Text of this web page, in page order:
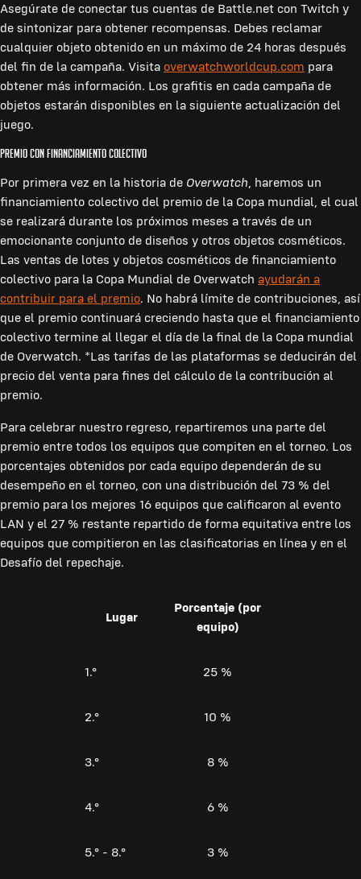
Asegúrate de conectar tus cuentas de Battle.net con Twitch y
de sintonizar para obtener recompensas. Debes reclamar
cualquier objeto obtenido en un máximo de 24 horas después
del fin de la campaña. Visita overwatchworldcup.com para
obtener más información. Los grafitis en cada campaña de
objetos estarán disponibles en la siguiente actualización del
juego.
Premio con financiamiento colectivo
Por primera vez en la historia de Overwatch, haremos un
financiamiento colectivo del premio de la Copa mundial, el cual
se realizará durante los próximos meses a través de un
emocionante conjunto de diseños y otros objetos cosméticos.
Las ventas de lotes y objetos cosméticos de financiamiento
colectivo para la Copa Mundial de Overwatch ayudarán a
contribuir para el premio. No habrá límite de contribuciones, así
que el premio continuará creciendo hasta que el financiamiento
colectivo termine al llegar el día de la final de la Copa mundial
de Overwatch. *Las tarifas de las plataformas se deducirán del
precio del venta para fines del cálculo de la contribución al
premio.
Para celebrar nuestro regreso, repartiremos una parte del
premio entre todos los equipos que compiten en el torneo. Los
porcentajes obtenidos por cada equipo dependerán de su
desempeño en el torneo, con una distribución del 73 % del
premio para los mejores 16 equipos que calificaron al evento
LAN y el 27 % restante repartido de forma equitativa entre los
equipos que compitieron en las clasificatorias en línea y en el
Desafío del repechaje.
Lugar
Porcentaje (por
equipo)
1.° 25 %
2.° 10 %
3.° 8 %
4.° 6 %
5.° - 8.° 3 %